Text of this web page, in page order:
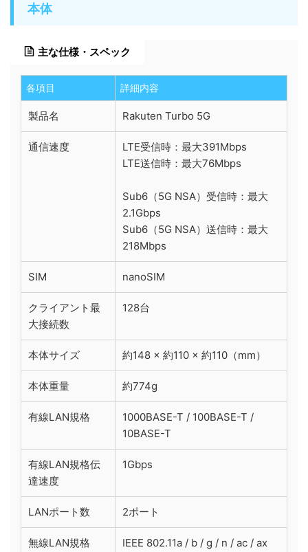
本体
主な仕様・スペック
各項目 詳細内容
製品名 Rakuten Turbo 5G
通信速度
LTE受信時：最大391Mbps
LTE送信時：最大76Mbps
Sub6（5G NSA）受信時：最大
2.1Gbps
Sub6（5G NSA）送信時：最大
218Mbps
SIM nanoSIM
クライアント最
大接続数
128台
本体サイズ 約148 × 約110 × 約110（mm）
本体重量 約774g
有線LAN規格
1000BASE-T / 100BASE-T /
10BASE-T
有線LAN規格伝
達速度
1Gbps
LANポート数 2ポート
無線LAN規格 IEEE 802.11a / b / g / n / ac / ax